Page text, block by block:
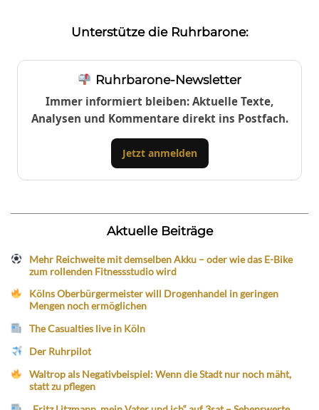
Unterstütze die Ruhrbarone:
Ruhrbarone-Newsletter
Immer informiert bleiben: Aktuelle Texte,
Analysen und Kommentare direkt ins Postfach.
Jetzt anmelden
Aktuelle Beiträge
Mehr Reichweite mit demselben Akku – oder wie das E-Bike
zum rollenden Fitnessstudio wird
Kölns Oberbürgermeister will Drogenhandel in geringen
Mengen noch ermöglichen
The Casualties live in Köln
Der Ruhrpilot
Waltrop als Negativbeispiel: Wenn die Stadt nur noch mäht,
statt zu pflegen